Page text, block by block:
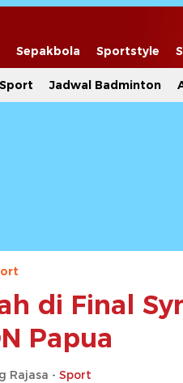
Sepakbola Sportstyle
Jadwal Badminton
di Final
Papua
Rajasa - Sport